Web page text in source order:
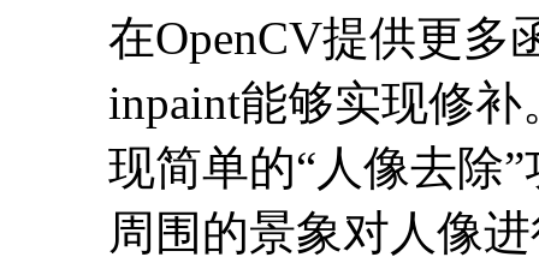
在OpenCV提供更多
inpaint能够实现修
现简单的“人像去除
周围的景象对人像